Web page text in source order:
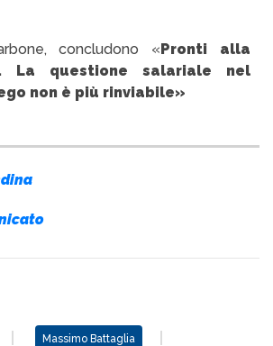
concludono «Pronti alla
La questione salariale nel
non è più rinviabile»
Massimo Battaglia